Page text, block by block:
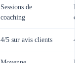
Sessions de
coaching
4/5 sur avis clients